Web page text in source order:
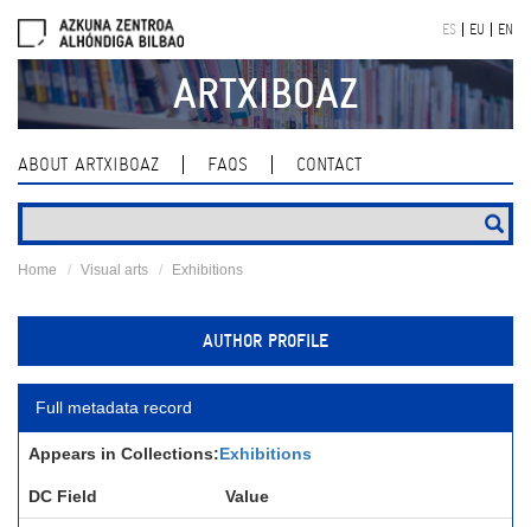
navigation
ES EU EN
ARTXIBOAZ
ABOUT ARTXIBOAZ FAQS CONTACT
Home Visual arts Exhibitions
AUTHOR PROFILE
Full metadata record
Appears in Collections:Exhibitions
DC Field Value